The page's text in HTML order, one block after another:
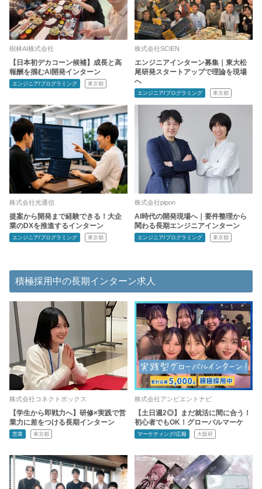
樹林AI株式会社
【日本初デカコーン候補】成長と高
報酬を掴むAI開発インターン
エンジニア/プログラミング 東京都
株式会社SCIEN
エンジニアインターン募集｜東大松
尾研発スタートアップで理論を現場
へ
エンジニア/プログラミング 東京都
株式会社光通信
提案から開発まで経験できる！大企
業のDXを推進するインターン
エンジニア/プログラミング 東京都
株式会社pipon
AI時代の開発現場へ｜要件整理から
関わる長期エンジニアインターン
エンジニア/プログラミング 東京都
積極採用中の長期インターン求人
株式会社コネクトボックス
【学生から即戦力へ】研修×実践で営
業力に差をつける長期インターン
営業 東京都
株式会社アンビエントナビ
【土日週2◎】まだ就活に間に合う！
初心者でもOK！グローバルマーケ
マーケティング/広報 大阪府